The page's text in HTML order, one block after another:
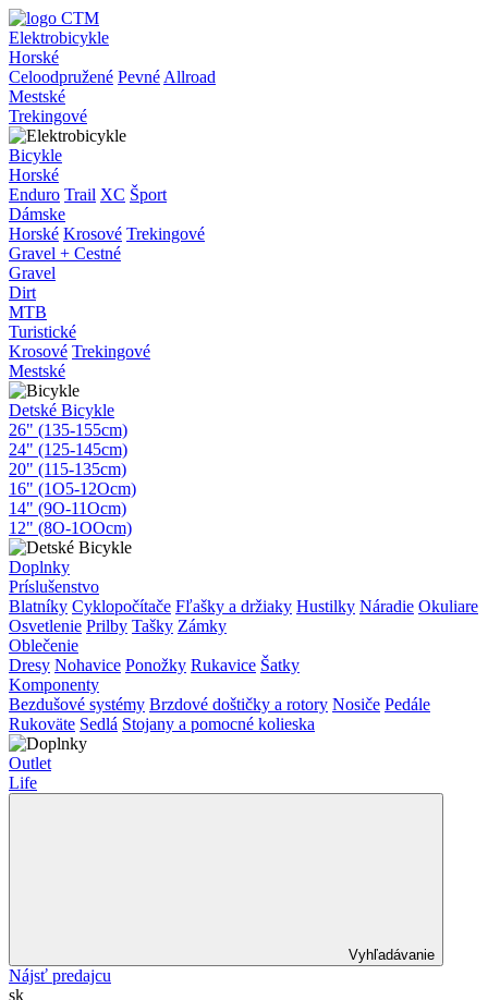
Elektrobicykle
Horské
Celoodpružené Pevné Allroad
Mestské
Trekingové
Bicykle
Horské
Enduro Trail XC Šport
Dámske
Horské Krosové Trekingové
Gravel + Cestné
Gravel
Dirt
MTB
Turistické
Krosové Trekingové
Mestské
Detské Bicykle
26" (135-155cm)
24" (125-145cm)
20" (115-135cm)
16" (1O5-12Ocm)
14" (9O-11Ocm)
12" (8O-1OOcm)
Doplnky
Príslušenstvo
Blatníky Cyklopočítače Fľašky a držiaky Hustilky Náradie Okuliare
Osvetlenie Prilby Tašky Zámky
Oblečenie
Dresy Nohavice Ponožky Rukavice Šatky
Komponenty
Bezdušové systémy Brzdové doštičky a rotory Nosiče Pedále
Rukoväte Sedlá Stojany a pomocné kolieska
Outlet
Life
Vyhľadávanie
Nájsť predajcu
sk